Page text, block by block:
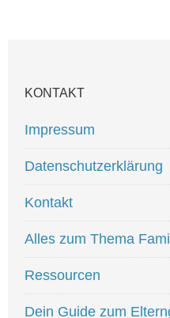
KONTAKT
Impressum
Datenschutzerklärung
Kontakt
Alles zum Thema
Ressourcen
Dein Guide zum